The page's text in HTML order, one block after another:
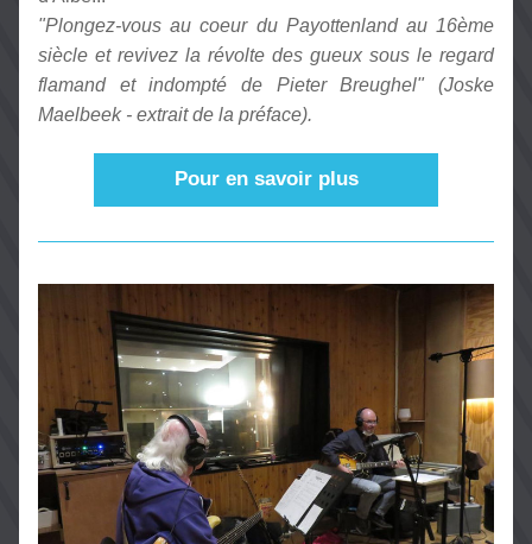
"Plongez-vous au coeur du Payottenland au 16ème
siècle et revivez la révolte des gueux sous le regard
flamand et indompté de Pieter Breughel" (Joske
Maelbeek - extrait de la préface).
Pour en savoir plus